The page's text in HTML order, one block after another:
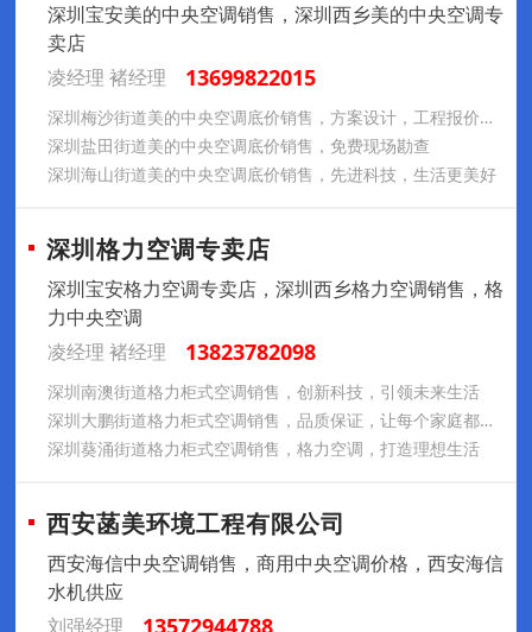
深圳宝安美的中央空调销售，深圳西乡美的中央空调专
卖店
凌经理 褚经理
13699822015
深圳梅沙街道美的中央空调底价销售，方案设计，工程报价，施工，售后服务
深圳盐田街道美的中央空调底价销售，免费现场勘查
深圳海山街道美的中央空调底价销售，先进科技，生活更美好
深圳格力空调专卖店
深圳宝安格力空调专卖店，深圳西乡格力空调销售，格
力中央空调
凌经理 褚经理
13823782098
深圳南澳街道格力柜式空调销售，创新科技，引领未来生活
深圳大鹏街道格力柜式空调销售，品质保证，让每个家庭都享受舒适
深圳葵涌街道格力柜式空调销售，格力空调，打造理想生活
西安菡美环境工程有限公司
西安海信中央空调销售，商用中央空调价格，西安海信
水机供应
刘强经理
13572944788